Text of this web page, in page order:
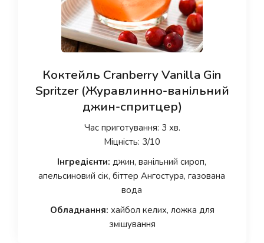
Коктейль Cranberry Vanilla Gin
Spritzer (Журавлинно-ванільний
джин-спритцер)
Час приготування: 3 хв.
Міцність: 3/10
Інгредієнти: джин, ванільний сироп,
апельсиновий сік, біттер Ангостура, газована
вода
Обладнання: хайбол келих, ложка для
змішування